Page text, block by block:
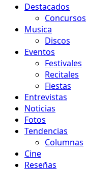
Menú
principal
Destacados
Concursos
Musica
Discos
Eventos
Festivales
Recitales
Fiestas
Entrevistas
Noticias
Fotos
Tendencias
Columnas
Cine
Reseñas